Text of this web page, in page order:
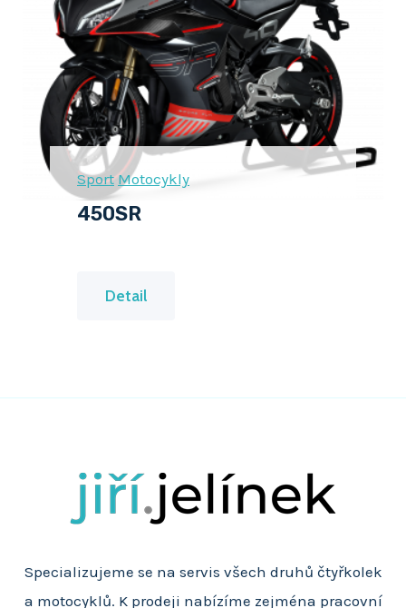
R
E
M
I
M
Sport Motocykly
450SR
Detail4
Specializujeme se na servis všech druhů čtyřkolek
a motocyklů. K prodeji nabízíme zejména pracovní